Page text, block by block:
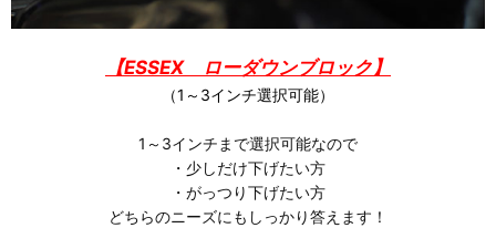
【ESSEX ローダウンブロック】
（1～3インチ選択可能）
1～3インチまで選択可能なので
・少しだけ下げたい方
・がっつり下げたい方
どちらのニーズにもしっかり答えます！